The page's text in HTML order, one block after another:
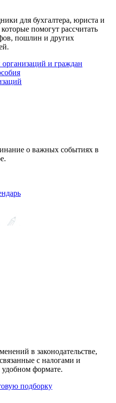
для бухгалтера, юриста и
помогут рассчитать
пошлин и других
и граждан
о важных событиях в
в законодательстве,
с налогами и
удобном формате.
подборку